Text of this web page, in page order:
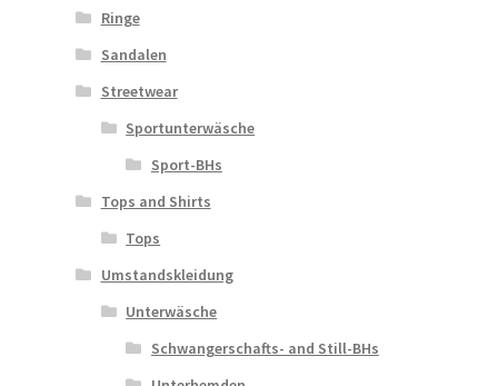
Ringe
Sandalen
Streetwear
Sportunterwäsche
Sport-BHs
Tops and Shirts
Tops
Umstandskleidung
Unterwäsche
Schwangerschafts- and Still-BHs